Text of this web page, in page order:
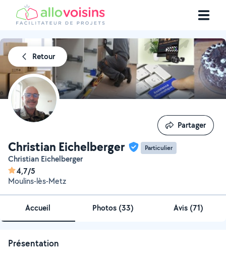
Retour
Christian Eichelberger Particulier
Christian Eichelberger
4,7/5
Moulins-lès-Metz
Partager
Partager
Accueil Photos (33) Avis (71)
Présentation